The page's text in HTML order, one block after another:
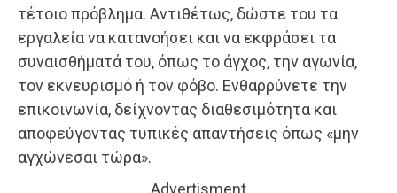
τέτοιο πρόβλημα. Αντιθέτως, δώστε του τα
εργαλεία να κατανοήσει και να εκφράσει τα
συναισθήματά του, όπως το άγχος, την αγωνία,
τον εκνευρισμό ή τον φόβο. Ενθαρρύνετε την
επικοινωνία, δείχνοντας διαθεσιμότητα και
αποφεύγοντας τυπικές απαντήσεις όπως «μην
αγχώνεσαι τώρα».
Advertisment